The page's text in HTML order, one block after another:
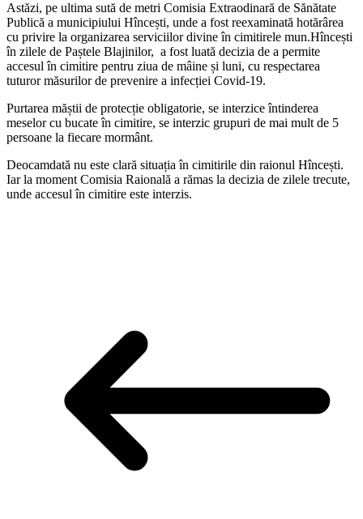
Astăzi, pe ultima sută de metri Comisia Extraodinară de Sănătate
Publică a municipiului Hîncești, unde a fost reexaminată hotărârea
cu privire la organizarea serviciilor divine în cimitirele mun.Hîncești
în zilele de Paștele Blajinilor, a fost luată decizia de a permite
accesul în cimitire pentru ziua de mâine și luni, cu respectarea
tuturor măsurilor de prevenire a infecției Covid-19.
Purtarea măștii de protecție obligatorie, se interzice întinderea
meselor cu bucate în cimitire, se interzic grupuri de mai mult de 5
persoane la fiecare mormânt.
Deocamdată nu este clară situația în cimitirile din raionul Hîncești.
Iar la moment Comisia Raională a rămas la decizia de zilele trecute,
unde accesul în cimitire este interzis.